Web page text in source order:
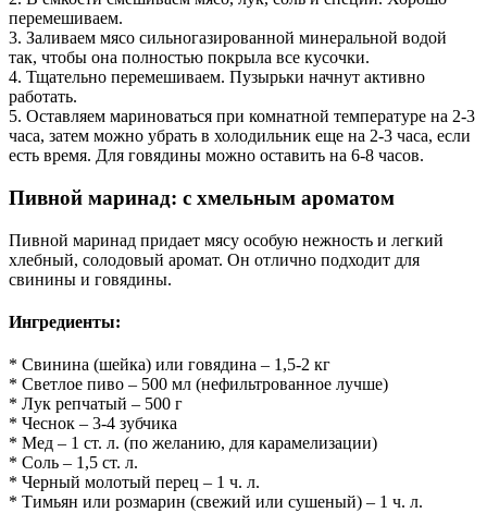
перемешиваем.
3. Заливаем мясо сильногазированной минеральной водой
так, чтобы она полностью покрыла все кусочки.
4. Тщательно перемешиваем. Пузырьки начнут активно
работать.
5. Оставляем мариноваться при комнатной температуре на 2-3
часа, затем можно убрать в холодильник еще на 2-3 часа, если
есть время. Для говядины можно оставить на 6-8 часов.
Пивной маринад: с хмельным ароматом
Пивной маринад придает мясу особую нежность и легкий
хлебный, солодовый аромат. Он отлично подходит для
свинины и говядины.
Ингредиенты:
* Свинина (шейка) или говядина – 1,5-2 кг
* Светлое пиво – 500 мл (нефильтрованное лучше)
* Лук репчатый – 500 г
* Чеснок – 3-4 зубчика
* Мед – 1 ст. л. (по желанию, для карамелизации)
* Соль – 1,5 ст. л.
* Черный молотый перец – 1 ч. л.
* Тимьян или розмарин (свежий или сушеный) – 1 ч. л.